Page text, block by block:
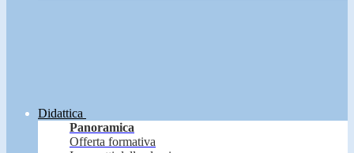
Didattica
Panoramica
Offerta formativa